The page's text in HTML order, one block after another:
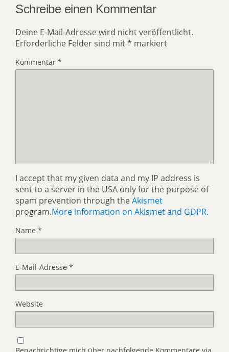
Schreibe einen Kommentar
Deine E-Mail-Adresse wird nicht veröffentlicht.
Erforderliche Felder sind mit* markiert
Kommentar *
I accept that my given data and my IP address is
sent to a server in the USA only for the purpose of
spam prevention through theAkismet
program.More information on Akismet and GDPR.
Name *
E-Mail-Adresse *
Website